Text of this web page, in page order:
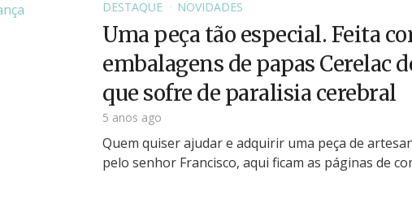
DESTAQUE NOVIDADES
Uma peça tão especial. Feita
embalagens de papas Cerelac
que sofre de paralisia cerebral
5 anos ago
Quem quiser ajudar e adquirir uma peça de
pelo senhor Francisco, aqui ficam as páginas de